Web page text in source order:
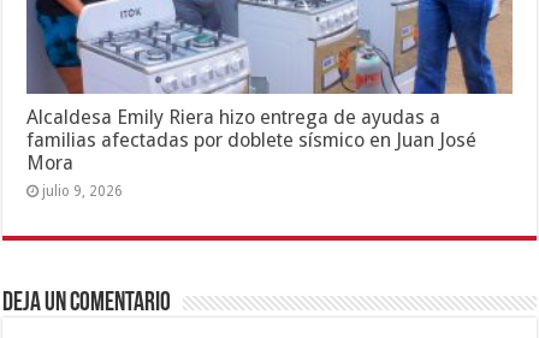
Alcaldesa Emily Riera hizo entrega de ayudas a
familias afectadas por doblete sísmico en Juan José
Mora
julio 9, 2026
Deja un comentario